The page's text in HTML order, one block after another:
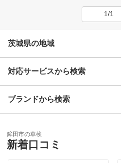
1/1
茨城県の地域
石岡市
稲敷郡
稲敷市
牛久市
対応サービスから検索
Award 受賞店
特典あり
ブランドから検索
アップル車検
鉾田市の車検
新着口コミ